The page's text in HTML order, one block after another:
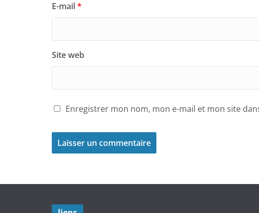
E-mail*
Site web
Enregistrer mon nom, mon e-mail et mon site